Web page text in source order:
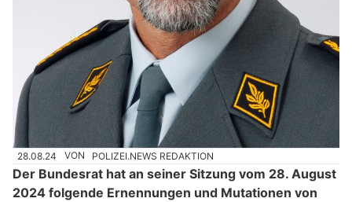
28.08.24 VON POLIZEI.NEWS REDAKTION
Der Bundesrat hat an seiner Sitzung vom 28. August
2024 folgende Ernennungen und Mutationen von